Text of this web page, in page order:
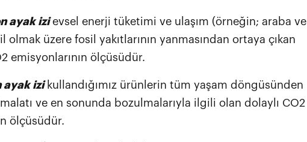
ayak izievsel enerji tüketimi ve ulaşım (örneğin; araba ve
olmak üzere fosil yakıtlarının yanmasından ortaya çıkan
emisyonlarının ölçüsüdür.
ayak izikullandığımız ürünlerin tüm yaşam döngüsünden
ve en sonunda bozulmalarıyla ilgili olan dolaylı CO2
ölçüsüdür.